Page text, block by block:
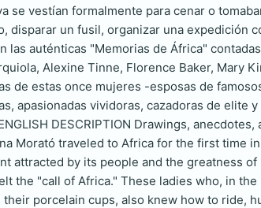
se vestían formalmente para cenar o
disparar un fusil, organizar una
las auténticas "Memorias de África"
Alexine Tinne, Florence Baker, Mary
de estas once mujeres -esposas de
apasionadas vividoras, cazadoras de elite
DESCRIPTION Drawings,
Morató traveled to Africa for the first time
attracted by its people and the greatness
the "call of Africa." These ladies who, in
porcelain cups, also knew how to ride,